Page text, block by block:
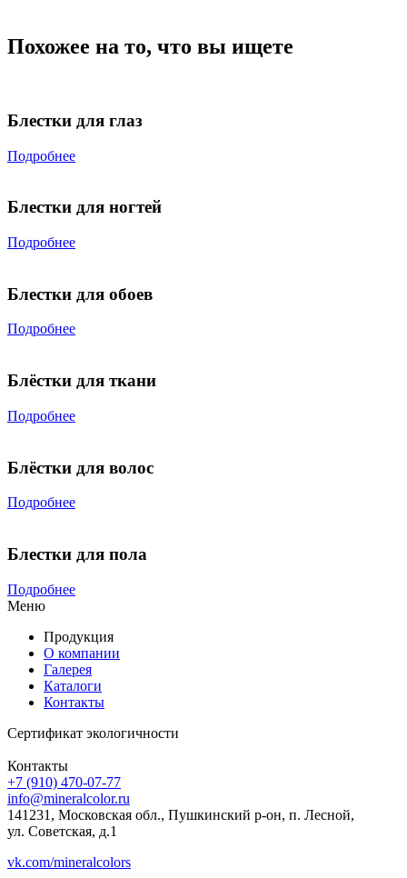
Похожее на то, что вы ищете
Блестки для глаз
Подробнее
Блестки для ногтей
Подробнее
Блестки для обоев
Подробнее
Блёстки для ткани
Подробнее
Блёстки для волос
Подробнее
Блестки для пола
Подробнее
Меню
Продукция
О компании
Галерея
Каталоги
Контакты
Сертификат экологичности
Контакты
+7 (910) 470-07-77
info@mineralcolor.ru
141231, Московская обл., Пушкинский р-он, п. Лесной,
ул. Советская, д.1
vk.com/mineralcolors